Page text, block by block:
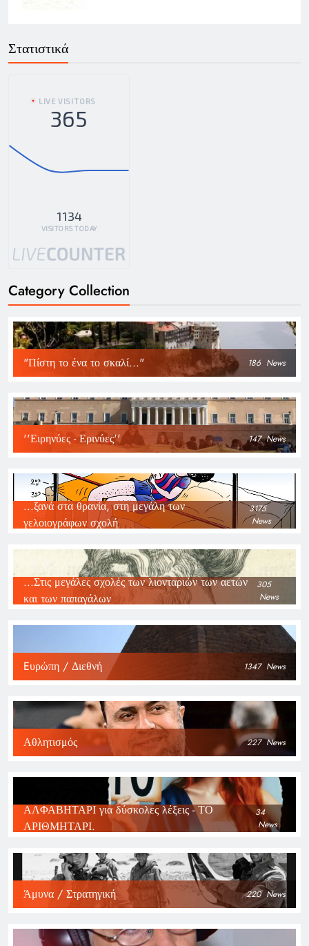
Στατιστικά
LIVE VISITORS
365
1134
VISITORS TODAY
Category Collection
"Πίστη το ένα το σκαλί..." 186 News
''Ειρηνύες - Ερινύες'' 147 News
...ξανά στα θρανία, στη μεγάλη των
γελοιογράφων σχολή
3175
News
...Στις μεγάλες σχολές των λιονταριών των αετών
και των παπαγάλων
305
News
Eυρώπη / Διεθνή 1347 News
Αθλητισμός 227 News
ΑΛΦΑΒΗΤΑΡΙ για δύσκολες λέξεις - ΤΟ
ΑΡΙΘΜΗΤΑΡΙ.
34
News
Άμυνα / Στρατηγική 220 News